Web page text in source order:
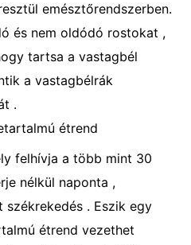
emésztőrendszerben.
és nem oldódó rostokat ,
tartsa a vastagbél
a vastagbélrák
.
étrend
felhívja a több mint 30
nélkül naponta ,
. Eszik egy
étrend vezethet